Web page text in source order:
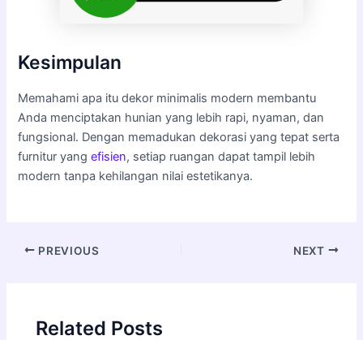
Kesimpulan
Memahami apa itu dekor minimalis modern membantu
Anda menciptakan hunian yang lebih rapi, nyaman, dan
fungsional. Dengan memadukan dekorasi yang tepat serta
furnitur yangefisien, setiap ruangan dapat tampil lebih
modern tanpa kehilangan nilai estetikanya.
PREVIOUS NEXT
Related Posts